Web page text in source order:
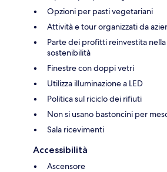
Opzioni per pasti vegetariani
Attività e tour organizzati da
Parte dei profitti reinvestita
sostenibilità
Finestre con doppi vetri
Utilizza illuminazione a LED
Politica sul riciclo dei rifiuti
Non si usano bastoncini per
Sala ricevimenti
Accessibilità
Ascensore